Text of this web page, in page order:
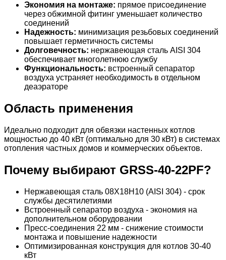
Экономия на монтаже: прямое присоединение
через обжимной фитинг уменьшает количество
соединений
Надежность: минимизация резьбовых соединений
повышает герметичность системы
Долговечность: нержавеющая сталь AISI 304
обеспечивает многолетнюю службу
Функциональность: встроенный сепаратор
воздуха устраняет необходимость в отдельном
деаэраторе
Область применения
Идеально подходит для обвязки настенных котлов
мощностью до 40 кВт (оптимально для 30 кВт) в системах
отопления частных домов и коммерческих объектов.
Почему выбирают GRSS-40-22PF?
Нержавеющая сталь 08Х18Н10 (AISI 304) - срок
службы десятилетиями
Встроенный сепаратор воздуха - экономия на
дополнительном оборудовании
Пресс-соединения 22 мм - снижение стоимости
монтажа и повышение надежности
Оптимизированная конструкция для котлов 30-40
кВт